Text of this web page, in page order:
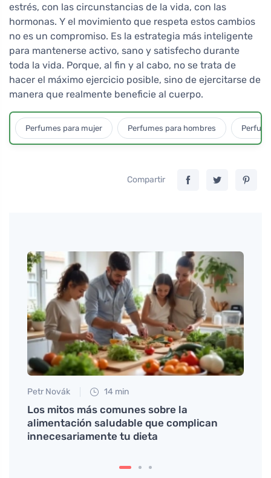
estrés, con las circunstancias de la vida, con las
hormonas. Y el movimiento que respeta estos cambios
no es un compromiso. Es la estrategia más inteligente
para mantenerse activo, sano y satisfecho durante
toda la vida. Porque, al fin y al cabo, no se trata de
hacer el máximo ejercicio posible, sino de ejercitarse de
manera que realmente beneficie al cuerpo.
Perfumes para mujer Perfumes para hombres
Compartir
Petr Novák 14 min
Los mitos más comunes sobre la
alimentación saludable que complican
innecesariamente tu dieta